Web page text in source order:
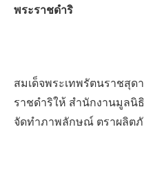
พระราชดำริ
สมเด็จพระเทพรัตนราชสุด
ราชดำริให้ สำนักงานมูลนิ
จัดทำภาพลักษณ์ ตราผลิต